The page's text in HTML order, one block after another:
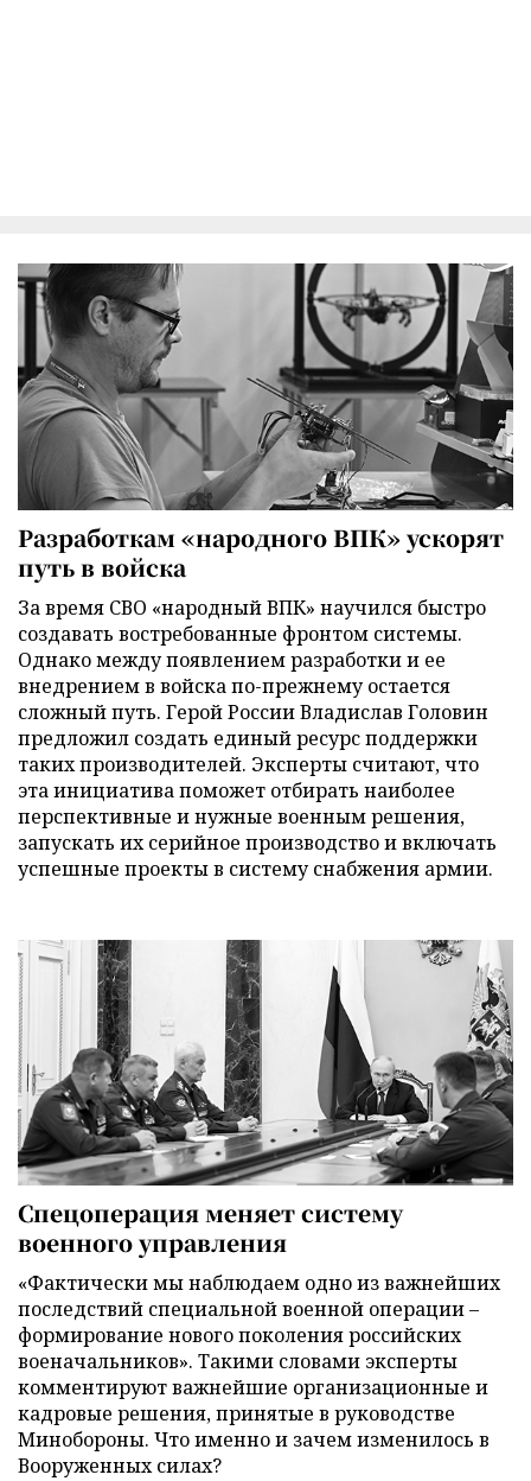
Разработкам «народного ВПК» ускорят
путь в войска
За время СВО «народный ВПК» научился быстро
создавать востребованные фронтом системы.
Однако между появлением разработки и ее
внедрением в войска по-прежнему остается
сложный путь. Герой России Владислав Головин
предложил создать единый ресурс поддержки
таких производителей. Эксперты считают, что
эта инициатива поможет отбирать наиболее
перспективные и нужные военным решения,
запускать их серийное производство и включать
успешные проекты в систему снабжения армии.
Спецоперация меняет систему
военного управления
«Фактически мы наблюдаем одно из важнейших
последствий специальной военной операции –
формирование нового поколения российских
военачальников». Такими словами эксперты
комментируют важнейшие организационные и
кадровые решения, принятые в руководстве
Минобороны. Что именно и зачем изменилось в
Вооруженных силах?